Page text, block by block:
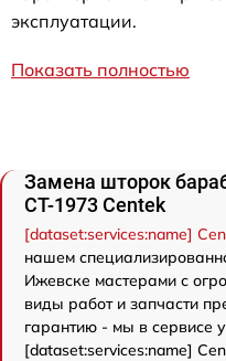
эксплуатации.
Показать полностью
Замена шторок
CT-1973 Centek
[dataset:services:name]
нашем
Ижевске мастерами с
виды работ и запчасти
гарантию - мы в сервисе
[dataset:services:name]